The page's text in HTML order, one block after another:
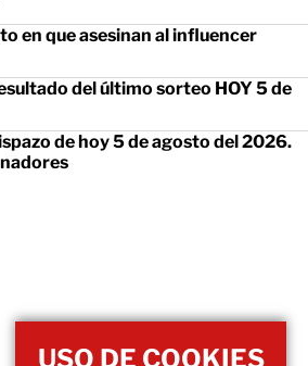
en que asesinan al influencer
del último sorteo HOY 5 de
de hoy 5 de agosto del 2026.
USO DE COOKIES